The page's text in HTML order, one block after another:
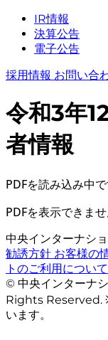
IR情報
決算公告
電子公告
採用情報 お問い合
令和3年
者情報
PDFを読み込み中
PDFを表示できませ
中央インターナシ
勧誘方針 お客様の
トのご利用について
© 中央インターナ
Rights Reserved.
います。